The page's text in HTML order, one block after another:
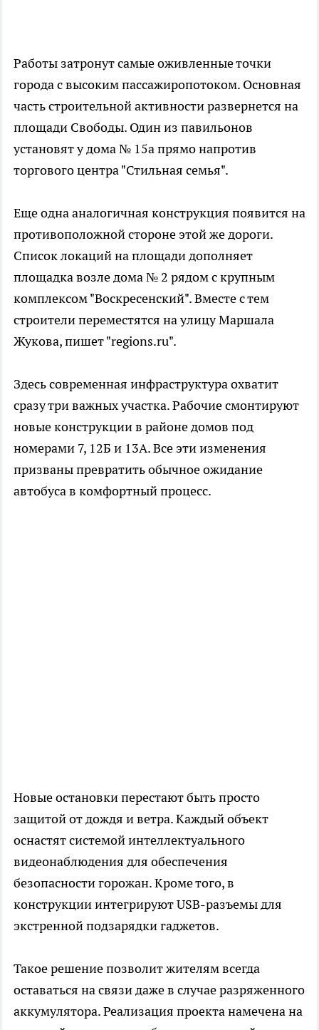
Работы затронут самые оживленные точки
города с высоким пассажиропотоком. Основная
часть строительной активности развернется на
площади Свободы. Один из павильонов
установят у дома № 15а прямо напротив
торгового центра "Стильная семья".
Еще одна аналогичная конструкция появится на
противоположной стороне этой же дороги.
Список локаций на площади дополняет
площадка возле дома № 2 рядом с крупным
комплексом "Воскресенский". Вместе с тем
строители переместятся на улицу Маршала
Жукова, пишет "regions.ru".
Здесь современная инфраструктура охватит
сразу три важных участка. Рабочие смонтируют
новые конструкции в районе домов под
номерами 7, 12Б и 13А. Все эти изменения
призваны превратить обычное ожидание
автобуса в комфортный процесс.
Новые остановки перестают быть просто
защитой от дождя и ветра. Каждый объект
оснастят системой интеллектуального
видеонаблюдения для обеспечения
безопасности горожан. Кроме того, в
конструкции интегрируют USB-разъемы для
экстренной подзарядки гаджетов.
Такое решение позволит жителям всегда
оставаться на связи даже в случае разряженного
аккумулятора. Реализация проекта намечена на